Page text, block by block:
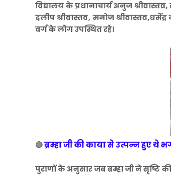
विद्यालय के प्रधानाचार्य अनुज श्रीवास्तव,
दलीप श्रीवास्तव, मनोज
वर्ग के लोग उपस्थित रहे।
🔴ब्रम्हा जी की काया से उत्पन्न हुए थे
पुराणों के अनुसार जब ब्रम्हा जी ने सृष्टि